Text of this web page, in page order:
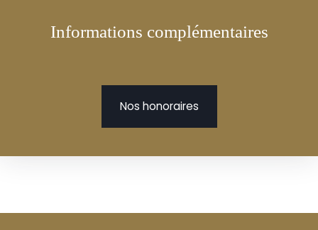
Informations complémentaires
Nos honoraires